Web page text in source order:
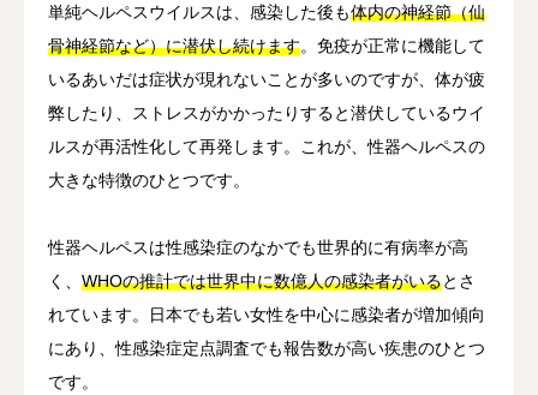
単純ヘルペスウイルスは、感染した後も体内の神経節（仙
骨神経節など）に潜伏し続けます。免疫が正常に機能して
いるあいだは症状が現れないことが多いのですが、体が疲
弊したり、ストレスがかかったりすると潜伏しているウイ
ルスが再活性化して再発します。これが、性器ヘルペスの
大きな特徴のひとつです。
性器ヘルペスは性感染症のなかでも世界的に有病率が高
く、 WHOの推計では世界中に数億人の感染者がいるとさ
れています。日本でも若い女性を中心に感染者が増加傾向
にあり、性感染症定点調査でも報告数が高い疾患のひとつ
です。